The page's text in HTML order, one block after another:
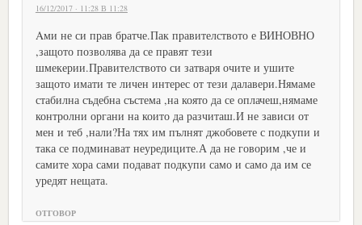
16/12/2017 · 11:28 В 11:28
Aми не си прав братче.Пак правителството е ВИНОВНО
,защото позволява да се правят тези
шмекерии.Правителството си затваря очите и ушите
защото имати те личен интерес от тези далавери.Нямаме
стабилна съдебна състема ,на която да се оплачеш,нямаме
контролни органи на които да разчиташ.И не зависи от
мен и теб ,нали?На тях им пълнят джобовете с подкупи и
така се подминават неуредиците.А да не говорим ,че и
самите хора сами подават подкупи само и само да им се
уредят нещата.
ОТГОВОР